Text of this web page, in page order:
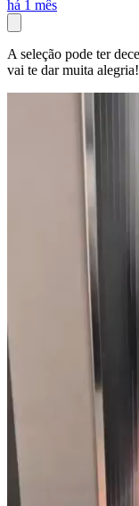
há 1 mês
A seleção pode ter
vai te dar muita alegria!